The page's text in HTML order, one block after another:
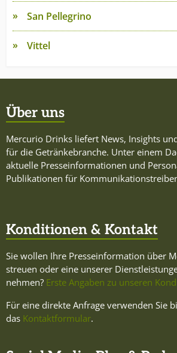
San Pellegrino
Vittel
Über uns
Mercurio Drinks liefert News, Insights
für die Getränkebranche. Unter einem
aktuelle Presseinformationen und
Publikationen für
Konditionen & Kontakt
Sie wollen Ihre Presseinformation über
streuen oder eine unserer
nehmen? Erste Angaben zu unseren
Für eine direkte Anfrage verwenden Sie
das Kontaktformular.